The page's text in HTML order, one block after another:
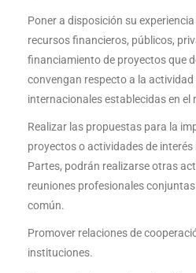
Poner a disposición su
recursos financieros, públicos,
financiamiento de proyectos que
convengan respecto a la
internacionales establecidas en el
Realizar las propuestas para la
proyectos o actividades de
Partes, podrán realizarse otras
reuniones profesionales
común.
Promover relaciones de
instituciones.